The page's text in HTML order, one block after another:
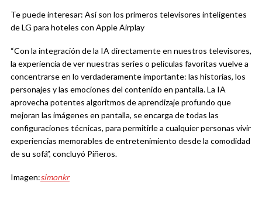
Te puede interesar: Así son los primeros televisores inteligentes
de LG para hoteles con Apple Airplay
“Con la integración de la IA directamente en nuestros televisores,
la experiencia de ver nuestras series o películas favoritas vuelve a
concentrarse en lo verdaderamente importante: las historias, los
personajes y las emociones del contenido en pantalla. La IA
aprovecha potentes algoritmos de aprendizaje profundo que
mejoran las imágenes en pantalla, se encarga de todas las
configuraciones técnicas, para permitirle a cualquier personas vivir
experiencias memorables de entretenimiento desde la comodidad
de su sofá”, concluyó Piñeros.
Imagen:simonkr